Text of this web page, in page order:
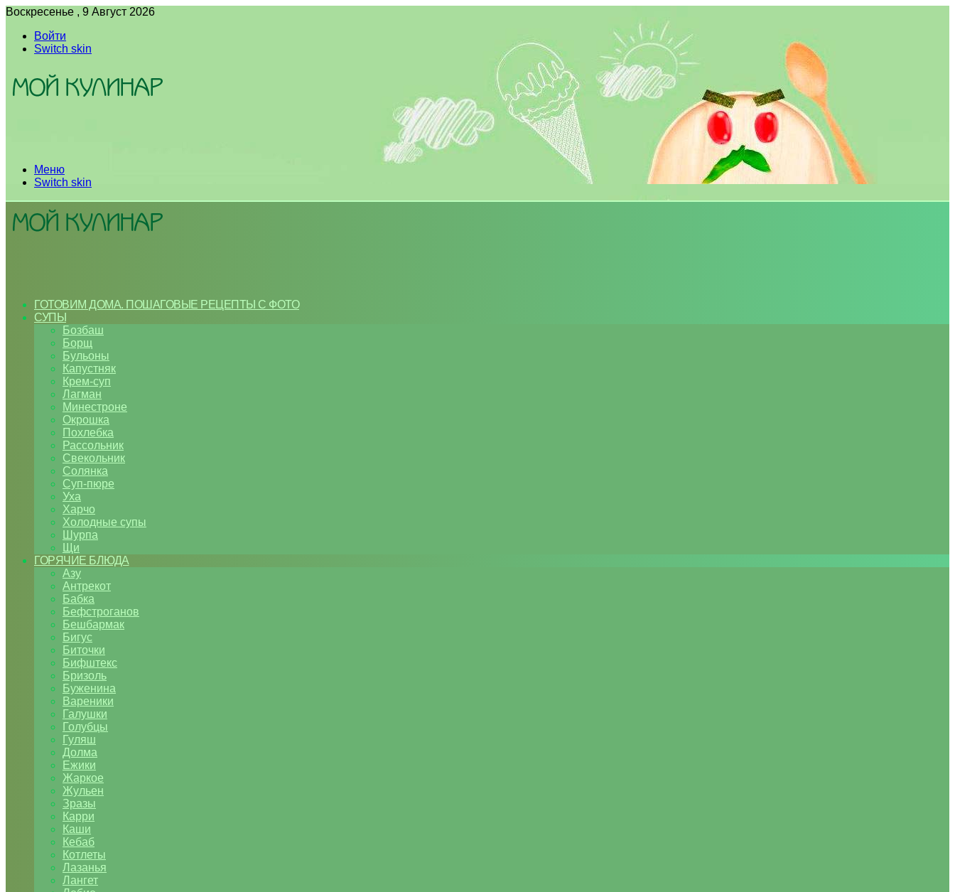
Воскресенье , 9 Август 2026
Войти
Switch skin
Меню
Switch skin
ГОТОВИМ ДОМА. ПОШАГОВЫЕ РЕЦЕПТЫ С ФОТО
СУПЫ
Бозбаш
Борщ
Бульоны
Капустняк
Крем-суп
Лагман
Минестроне
Окрошка
Похлебка
Рассольник
Свекольник
Солянка
Суп-пюре
Уха
Харчо
Холодные супы
Шурпа
Щи
ГОРЯЧИЕ БЛЮДА
Азу
Антрекот
Бабка
Бефстроганов
Бешбармак
Бигус
Биточки
Бифштекс
Бризоль
Буженина
Вареники
Галушки
Голубцы
Гуляш
Долма
Ежики
Жаркое
Жульен
Зразы
Карри
Каши
Кебаб
Котлеты
Лазанья
Лангет